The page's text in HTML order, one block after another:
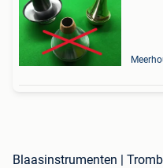
Blaasinstrumenten |